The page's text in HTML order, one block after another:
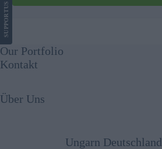
SUPPORT
US
Our Portfolio
Kontakt
Über Uns
Ungarn Deutschland